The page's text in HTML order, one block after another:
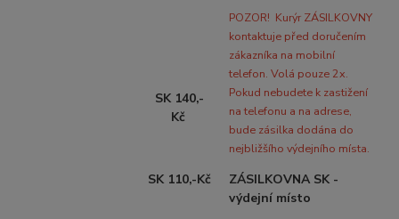
SK 140,-
Kč
SK 110,-Kč
POZOR! Kurýr ZÁSILKOVNY
kontaktuje před doručením
zákazníka na mobilní
telefon. Volá pouze 2x.
Pokud nebudete k zastižení
na telefonu a na adrese,
bude zásilka dodána do
nejbližšího výdejního místa.
ZÁSILKOVNA SK -
výdejní místo